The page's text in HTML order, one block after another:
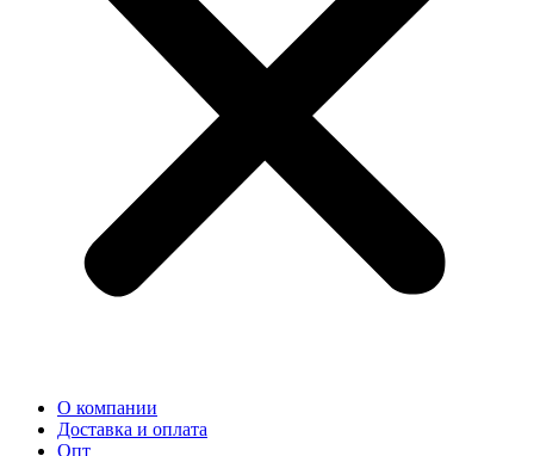
О компании
Доставка и оплата
Опт